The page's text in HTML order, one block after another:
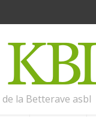
la Betterave asbl